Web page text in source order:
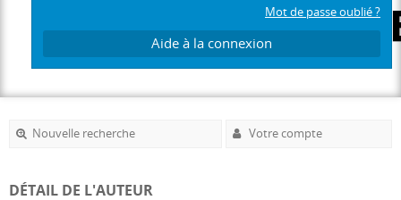
Mot de passe oublié ?
Aide à la connexion
Nouvelle recherche Votre compte
DÉTAIL DE L'AUTEUR